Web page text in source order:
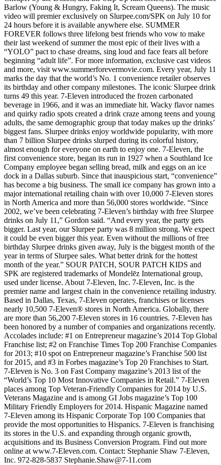
Barlow (Young & Hungry, Faking It, Scream Queens). The music
video will premier exclusively on Slurpee.com/SPK on July 10 for
24 hours before it is available anywhere else. SUMMER
FOREVER follows three lifelong best friends who vow to make
their last weekend of summer the most epic of their lives with a
“YOLO” pact to chase dreams, sing loud and face fears all before
beginning “adult life”. For more information, exclusive cast videos
and more, visit www.summerforevermovie.com. Every year, July 11
marks the day that the world’s No. 1 convenience retailer observes
its birthday and other company milestones. The iconic Slurpee drink
turns 49 this year. 7‑Eleven introduced the frozen carbonated
beverage in 1966, and it was an immediate hit. Wacky flavor names
and quirky radio spots created a drink craze among teens and young
adults, the same demographic group that today makes up the drinks’
biggest fans. Slurpee drinks enjoy worldwide popularity, with more
than 7 billion Slurpee drinks slurped during its colorful history,
almost enough for everyone on earth to enjoy one. 7‑Eleven, the
first convenience store, began its run in 1927 when a Southland Ice
Company employee began selling bread, milk and eggs on an ice
dock in a Dallas suburb. Since that inauspicious start, “convenience”
has become a big business. The small ice company has grown into a
major international retailing chain with over 10,000 7‑Eleven stores
in North America and more than 56,000 stores worldwide. “Since
2002, we’ve been celebrating 7‑Eleven’s birthday with free Slurpee
drinks on July 11,” Gordon said. “And every year, the party gets
bigger. Last year, our Slurpee party was 8 million strong. We expect
it could be even bigger this year. Even without the millions of free
birthday Slurpee drinks given away, July is the biggest month of the
year in terms of Slurpee sales. What better drink for the hottest
month of the year.” SOUR PATCH, SOUR PATCH KIDS and
SPK are registered trademarks of Mondelēz International group,
used under license. About 7‑Eleven, Inc. 7‑Eleven, Inc. is the
premier name and largest chain in the convenience retailing industry.
Based in Dallas, Texas, 7‑Eleven operates, franchises or licenses
nearly 10,500 7‑Eleven® stores in North America. Globally, there
are more than 56,200 7‑Eleven stores in 16 countries. 7‑Eleven has
been honored by a number of companies and organizations recently.
Accolades include: #1 on Entrepreneur magazine’s 2014 Top Global
Franchise list; #2 on Franchise Times Top 200 Franchise Companies
for 2013; #10 spot on Entrepreneur magazine’s Franchise 500 list
for 2015, and #3 in Forbes magazine’s Top 20 Franchises to Start.
7‑Eleven is No. 3 on Fast Company magazine’s 2013 list of the
“World’s Top 10 Most Innovative Companies in Retail.” 7‑Eleven
places among Top Veteran-Friendly Companies for 2014 by U.S.
Veterans Magazine and is among GI Jobs magazine’s Top 100
Military Friendly Employers for 2014. Hispanic Magazine named
7‑Eleven among its Hispanic Corporate Top 100 Companies that
provide the most opportunities to Hispanics. 7‑Eleven is franchising
its stores in the U.S. and expanding through organic growth,
acquisitions and its Business Conversion Program. Find out more
online at www.7‑Eleven.com. Contact: Stephanie Shaw 7‑Eleven,
Inc. 972-828-5837 Stephanie.Shaw@7-11.com